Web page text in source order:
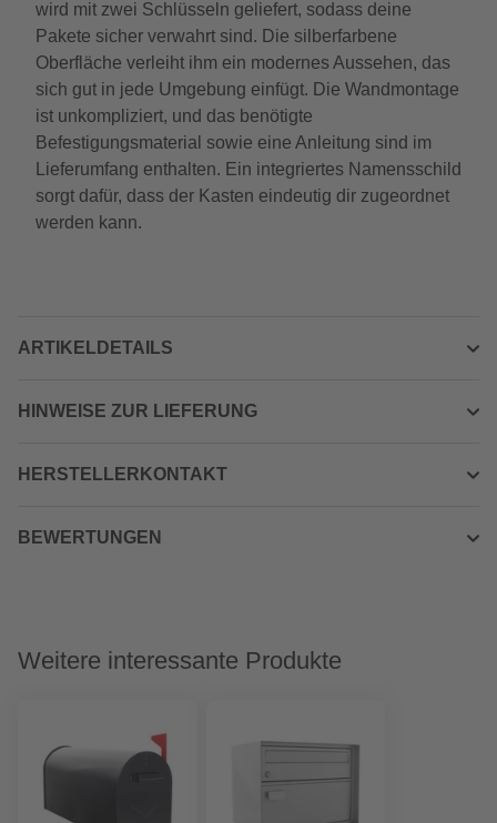
wird mit zwei Schlüsseln geliefert, sodass deine
Pakete sicher verwahrt sind. Die silberfarbene
Oberfläche verleiht ihm ein modernes Aussehen, das
sich gut in jede Umgebung einfügt. Die Wandmontage
ist unkompliziert, und das benötigte
Befestigungsmaterial sowie eine Anleitung sind im
Lieferumfang enthalten. Ein integriertes Namensschild
sorgt dafür, dass der Kasten eindeutig dir zugeordnet
werden kann.
ARTIKELDETAILS
HINWEISE ZUR LIEFERUNG
HERSTELLERKONTAKT
BEWERTUNGEN
Weitere interessante Produkte